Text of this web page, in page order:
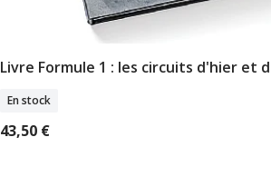
Ajouter Au Panier
Livre Formule 1 : les circuits d'hier et
En stock
43,50 €